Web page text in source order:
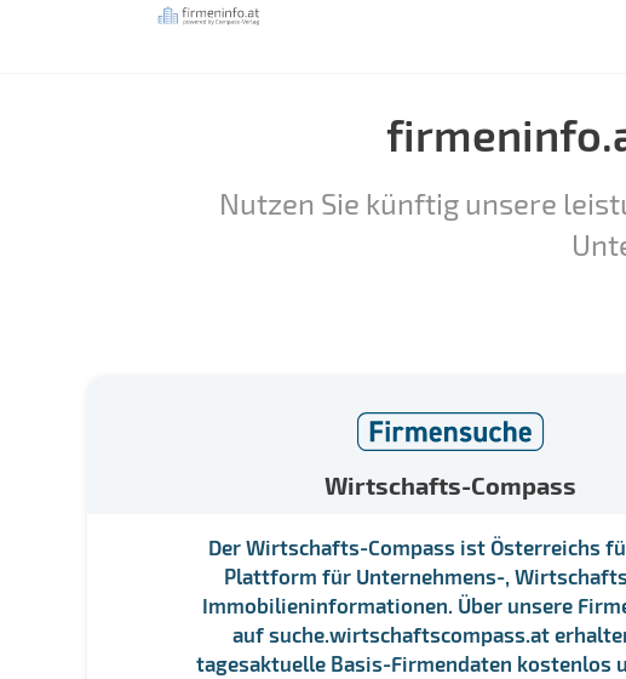
Nutzen Sie künftig unsere
Wirtschafts-Compass
Der Wirtschafts-Compass ist Österreichs
Plattform für Unternehmens-,
Immobilieninformationen. Über unsere
auf suche.wirtschaftscompass.at
tagesaktuelle Basis-Firmendaten kostenlos